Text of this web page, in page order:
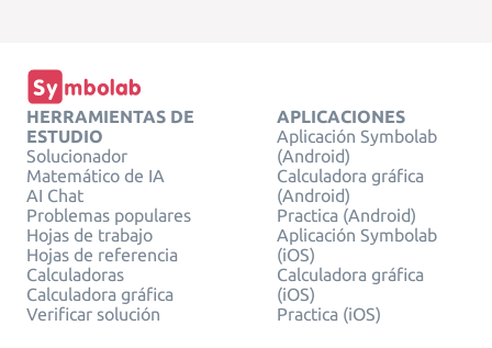
HERRAMIENTAS DE
ESTUDIO
Solucionador
Matemático de IA
AI Chat
Problemas populares
Hojas de trabajo
Hojas de referencia
Calculadoras
Calculadora gráfica
Verificar solución
APLICACIONES
Aplicación Symbolab
(Android)
Calculadora gráfica
(Android)
Practica (Android)
Aplicación Symbolab
(iOS)
Calculadora gráfica
(iOS)
Practica (iOS)